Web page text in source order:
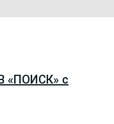
«ПОИСК» с